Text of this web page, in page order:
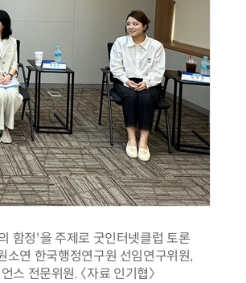
함정'을 주제로 굿인터넷클럽 토론
소연 한국행정연구원 선임연구위원,
전문위원. 〈자료 인기협〉